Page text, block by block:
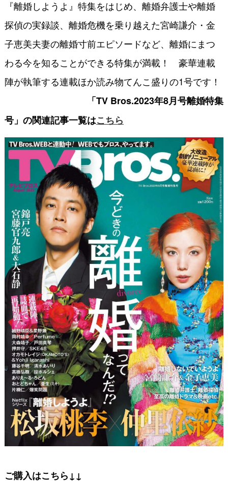
『離婚しようよ』特集をはじめ、離婚弁護士や離婚
探偵の実録談、離婚危機を乗り越えた宮崎謙介・金
子恵美夫妻の離婚寸前エピソードなど、離婚にまつ
わる今を知ることができる特集が満載！ 豪華連載
陣が執筆する連載ほか読み物てんこ盛りの1号です！
「TV Bros.2023年8月号離婚特集
号」の関連記事一覧はこちら
ご購入はこちら↓↓